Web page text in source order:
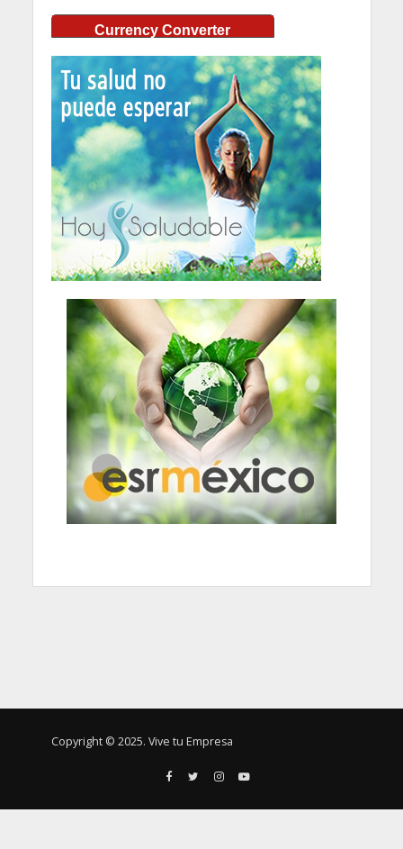
Currency Converter
Copyright © 2025. Vive tu Empresa